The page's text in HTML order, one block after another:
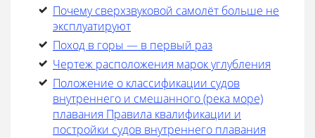
Почему сверхзвуковой самолёт больше не
эксплуатируют
Поход в горы — в первый раз
Чертеж расположения марок углубления
Положение о классификации судов
внутреннего и смешанного (река море)
плавания Правила квалификации и
постройки судов внутреннего плавания